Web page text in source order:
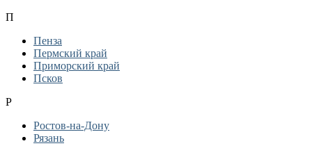
П
Пенза
Пермский край
Приморский край
Псков
Р
Ростов-на-Дону
Рязань